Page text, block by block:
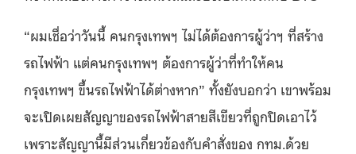
“ผมเชื่อว่าวันนี้ คนกรุงเทพฯ ไม่ได้ต้องการผู้ว่าฯ ที่สร้าง
รถไฟฟ้า แต่คนกรุงเทพฯ ต้องการผู้ว่าที่ทำให้คน
กรุงเทพฯ ขึ้นรถไฟฟ้าได้ต่างหาก” ทั้งยังบอกว่า เขาพร้อม
จะเปิดเผยสัญญาของรถไฟฟ้าสายสีเขียวที่ถูกปิดเอาไว้
เพราะสัญญานี้มีส่วนเกี่ยวข้องกับคำสั่งของ กทม.ด้วย